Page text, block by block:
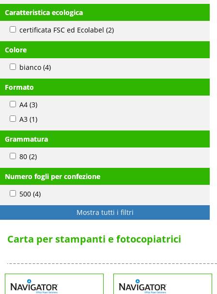
Caratteristica ecologica
certificata FSC ed Ecolabel (2)
Colore
bianco (4)
Formato
A4 (3)
A3 (1)
Grammatura
80 (2)
Numero fogli per confezione
500 (4)
Mostra tutti i filtri
Carta per stampanti e fotocopiatrici